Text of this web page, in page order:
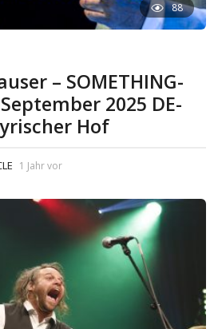
88
– SOMETHING-
2025 DE-
Hof
1 Jahr vor